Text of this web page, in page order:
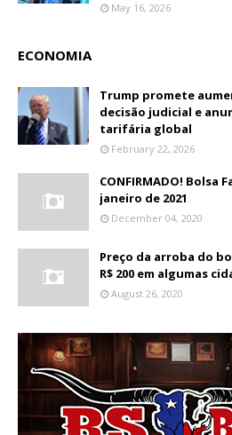
May 16, 2026
ECONOMIA
Trump promete
decisão judicial e
tarifária global
February 22, 2026
CONFIRMADO! Bolsa
janeiro de 2021
December 04, 2020
Preço da arroba do
R$ 200 em algumas
August 26, 2020